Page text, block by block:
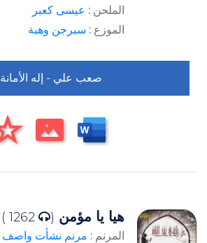
الملحن : عيسى كعبر
الموزع : سبرجن وهبة
صعب علي - إله الأمانة
هيا يا مؤمن (
المرنم : مرنم نشأت واصف